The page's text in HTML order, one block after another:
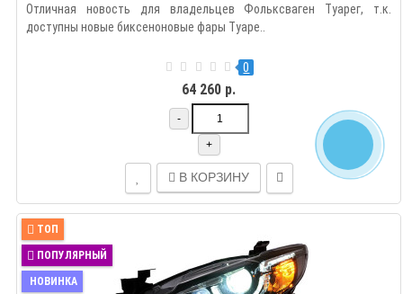
Отличная новость для владельцев Фольксваген Туарег, т.к.
доступны новые биксеноновые фары Туаре..
0
64 260 р.
-
+
В КОРЗИНУ
ТОП
ПОПУЛЯРНЫЙ
НОВИНКА